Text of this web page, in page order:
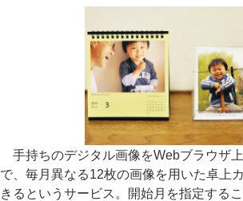
手持ちのデジタル画像をWebブラウザ
で、毎月異なる12枚の画像を用いた卓上
きるというサービス。開始月を指定する